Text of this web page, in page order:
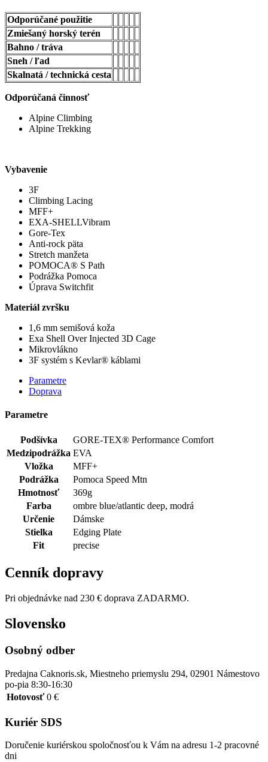
Odporúčané použitie
Zmiešaný horský terén
Bahno / tráva
Sneh / ľad
Skalnatá / technická cesta
Odporúčaná činnosť
Alpine Climbing
Alpine Trekking
Vybavenie
3F
Climbing Lacing
MFF+
EXA-SHELLVibram
Gore-Tex
Anti-rock päta
Stretch manžeta
POMOCA® S Path
Podrážka Pomoca
Úprava Switchfit
Materiál zvršku
1,6 mm semišová koža
Exa Shell Over Injected 3D Cage
Mikrovlákno
3F systém s Kevlar® káblami
Parametre
Doprava
Parametre
Podšívka
GORE-TEX® Performance Comfort
Medzipodrážka EVA
Vložka
MFF+
Podrážka
Pomoca Speed Mtn
Hmotnosť
369g
Farba
ombre blue/atlantic deep, modrá
Určenie
Dámske
Stielka
Edging Plate
Fit
precise
Cenník dopravy
Pri objednávke nad 230 € doprava ZADARMO.
Slovensko
Osobný odber
Predajna Caknoris.sk, Miestneho priemyslu 294, 02901 Námestovo
po-pia 8:30-16:30
Hotovosť 0 €
Kuriér SDS
Doručenie kuriérskou spoločnosťou k Vám na adresu 1-2 pracovné
dni